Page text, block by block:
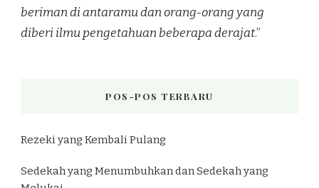
beriman di antaramu dan orang-orang yang
diberi ilmu pengetahuan beberapa derajat.”
POS-POS TERBARU
Rezeki yang Kembali Pulang
Sedekah yang Menumbuhkan dan Sedekah yang